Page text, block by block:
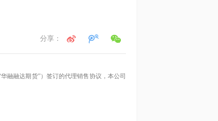
分享：
华融融达期货”）签订的代理销售协议，本公司